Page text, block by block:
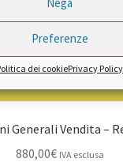
Preferenze
dei cookiePrivacy Policy
Generali Vendita –
880,00€ IVA esclusa